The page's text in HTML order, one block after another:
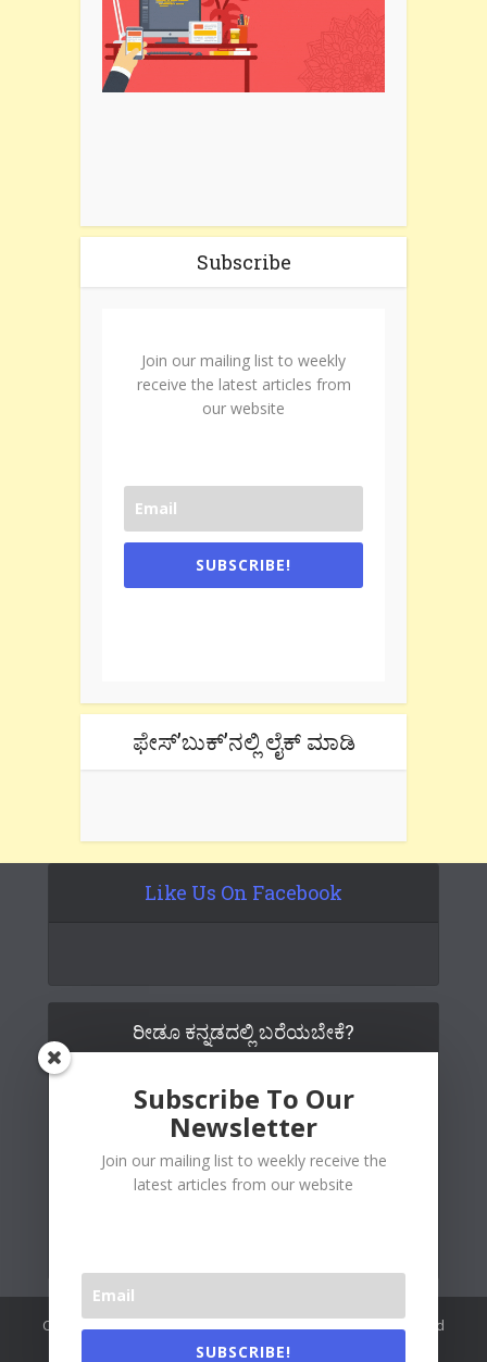
Subscribe
Join our mailing list to weekly
receive the latest articles from
our website
SUBSCRIBE!
ಫೇಸ್’ಬುಕ್’ನಲ್ಲಿ ಲೈಕ್ ಮಾಡಿ
Like Us On Facebook
ರೀಡೂ ಕನ್ನಡದಲ್ಲಿ ಬರೆಯಬೇಕೆ?
Copywrite© 2026 Readoo Media Private Limited. Created and
maintained byThe Web People
Subscribe To Our
Newsletter
Join our mailing list to weekly receive the
latest articles from our website
SUBSCRIBE!